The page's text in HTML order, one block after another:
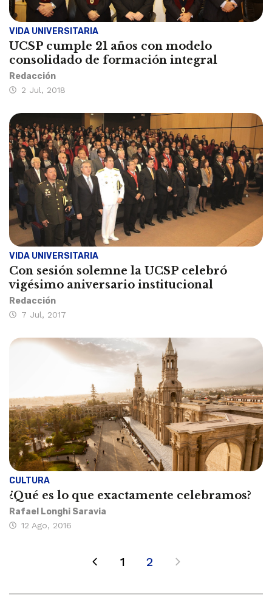
VIDA UNIVERSITARIA
UCSP cumple 21 años con modelo
consolidado de formación integral
Redacción
2 Jul, 2018
VIDA UNIVERSITARIA
Con sesión solemne la UCSP celebró
vigésimo aniversario institucional
Redacción
7 Jul, 2017
CULTURA
¿Qué es lo que exactamente celebramos?
Rafael Longhi Saravia
12 Ago, 2016
1 2